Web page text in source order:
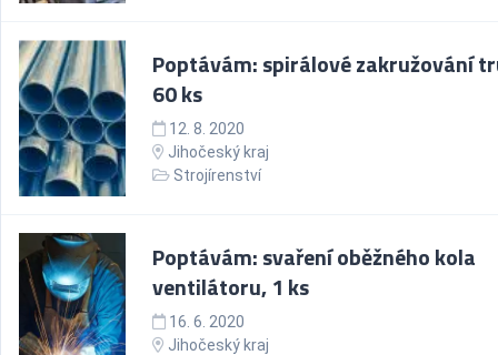
Poptávám: spirálové zakružování
60 ks
12. 8. 2020
Jihočeský kraj
Strojírenství
Poptávám: svaření oběžného kola
ventilátoru, 1 ks
16. 6. 2020
Jihočeský kraj